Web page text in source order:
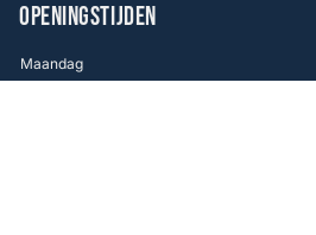
OPENINGSTIJDEN
Maandag